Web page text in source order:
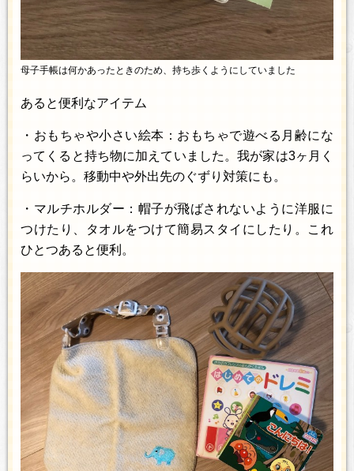
母子手帳は何かあったときのため、持ち歩くようにしていました
あると便利なアイテム
・おもちゃや小さい絵本：おもちゃで遊べる月齢にな
ってくると持ち物に加えていました。我が家は3ヶ月く
らいから。移動中や外出先のぐずり対策にも。
・マルチホルダー：帽子が飛ばされないように洋服に
つけたり、タオルをつけて簡易スタイにしたり。これ
ひとつあると便利。